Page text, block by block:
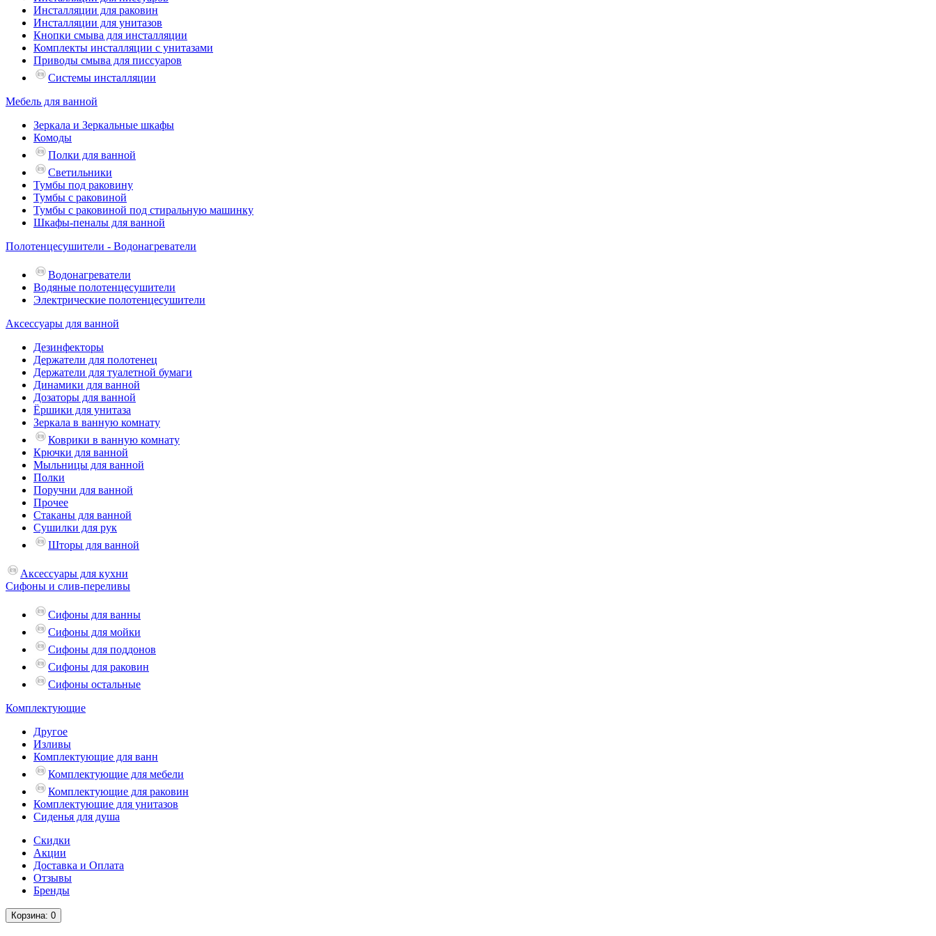
Инсталляции для раковин
Инсталляции для унитазов
Кнопки смыва для инсталляции
Комплекты инсталляции с унитазами
Приводы смыва для писсуаров
Системы инсталляции
Мебель для ванной
Зеркала и Зеркальные шкафы
Комоды
Полки для ванной
Светильники
Тумбы под раковину
Тумбы с раковиной
Тумбы с раковиной под стиральную машинку
Шкафы-пеналы для ванной
Полотенцесушители - Водонагреватели
Водонагреватели
Водяные полотенцесушители
Электрические полотенцесушители
Аксессуары для ванной
Дезинфекторы
Держатели для полотенец
Держатели для туалетной бумаги
Динамики для ванной
Дозаторы для ванной
Ёршики для унитаза
Зеркала в ванную комнату
Коврики в ванную комнату
Крючки для ванной
Мыльницы для ванной
Полки
Поручни для ванной
Прочее
Стаканы для ванной
Сушилки для рук
Шторы для ванной
Аксессуары для кухни
Сифоны и слив-переливы
Сифоны для ванны
Сифоны для мойки
Сифоны для поддонов
Сифоны для раковин
Сифоны остальные
Комплектующие
Другое
Изливы
Комплектующие для ванн
Комплектующие для мебели
Комплектующие для раковин
Комплектующие для унитазов
Сиденья для душа
Скидки
Акции
Доставка и Оплата
Отзывы
Бренды
Корзина: 0